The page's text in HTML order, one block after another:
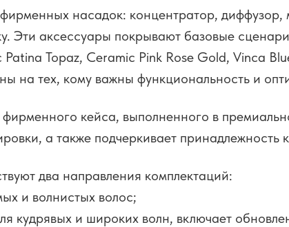
насадок: концентратор,
Эти аксессуары покрывают базовые
Topaz, Ceramic Pink Rose Gold, Vinca
на тех, кому важны функциональность и
кейса, выполненного в
а также подчеркивает принадлежность
два направления комплектаций:
и волнистых волос;
кудрявых и широких волн, включает